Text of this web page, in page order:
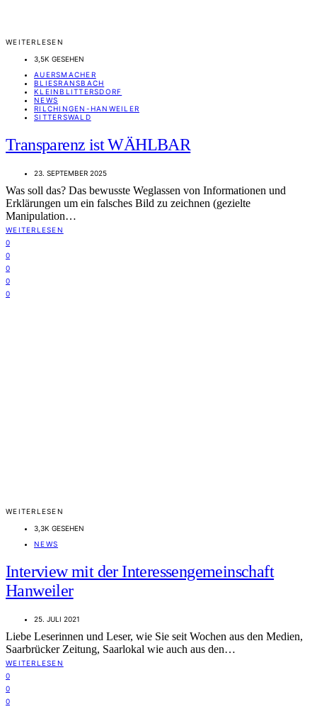
WEITERLESEN
3,5K GESEHEN
AUERSMACHER
BLIESRANSBACH
KLEINBLITTERSDORF
NEWS
RILCHINGEN-HANWEILER
SITTERSWALD
Transparenz ist WÄHLBAR
23. SEPTEMBER 2025
Was soll das? Das bewusste Weglassen von Informationen und
Erklärungen um ein falsches Bild zu zeichnen (gezielte
Manipulation…
WEITERLESEN
0
0
0
0
0
WEITERLESEN
3,3K GESEHEN
NEWS
Interview mit der Interessengemeinschaft
Hanweiler
25. JULI 2021
Liebe Leserinnen und Leser, wie Sie seit Wochen aus den Medien,
Saarbrücker Zeitung, Saarlokal wie auch aus den…
WEITERLESEN
0
0
0